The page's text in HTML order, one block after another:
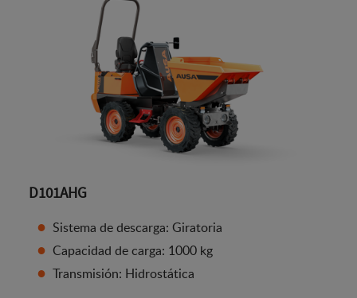
D101AHG
Sistema de descarga: Giratoria
Capacidad de carga: 1000 kg
Transmisión: Hidrostática